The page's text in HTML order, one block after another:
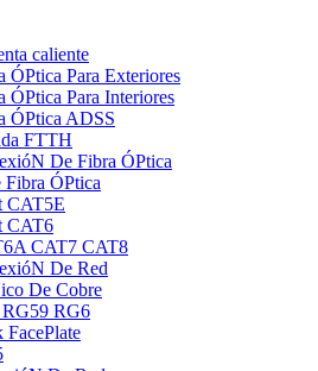
caliente
ÓPtica Para Exteriores
ÓPtica Para Interiores
ÓPtica ADSS
FTTH
De Fibra ÓPtica
Fibra ÓPtica
CAT5E
CAT6
CAT7 CAT8
De Red
De Cobre
RG6
FacePlate